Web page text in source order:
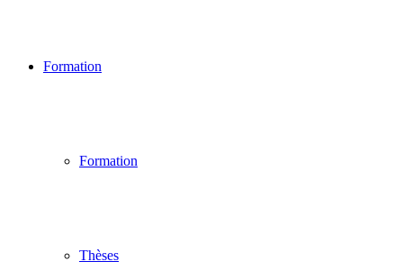
Formation
Formation
Thèses